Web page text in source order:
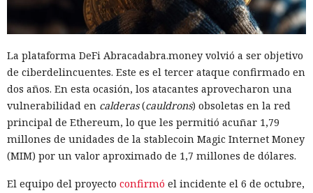
La plataforma DeFi Abracadabra.money volvió a ser objetivo
de ciberdelincuentes. Este es el tercer ataque confirmado en
dos años. En esta ocasión, los atacantes aprovecharon una
vulnerabilidad en calderas(cauldrons) obsoletas en la red
principal de Ethereum, lo que les permitió acuñar 1,79
millones de unidades de la stablecoin Magic Internet Money
(MIM) por un valor aproximado de 1,7 millones de dólares.
El equipo del proyecto confirmó el incidente el 6 de octubre,